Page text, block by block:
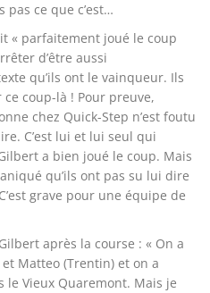
pas ce que c’est…
« parfaitement joué le coup
d’être aussi
qu’ils ont le vainqueur. Ils
coup-là ! Pour preuve,
chez Quick-Step n’est foutu
C’est lui et lui seul qui
a bien joué le coup. Mais
qu’ils ont pas su lui dire
grave pour une équipe de
après la course : « On a
Matteo (Trentin) et on a
le Vieux Quaremont. Mais je